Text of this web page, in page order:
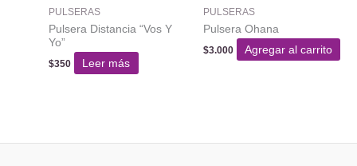
PULSERAS
Pulsera Distancia “Vos Y
Yo”
$350 Leer más
PULSERAS
Pulsera Ohana
$3.000 Agregar al carrito